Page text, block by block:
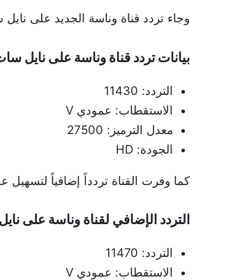
وجاء تردد قناة وناسة الجديد على نايل
بيانات تردد قناة وناسة على نايل
التردد: 11430
الاستقطاب: عمودي V
معدل الترميز: 27500
الجودة: HD
كما وفرت القناة تردداً إضافياً لتسهيل
التردد الإضافي لقناة وناسة على
التردد: 11470
الاستقطاب: عمودي V